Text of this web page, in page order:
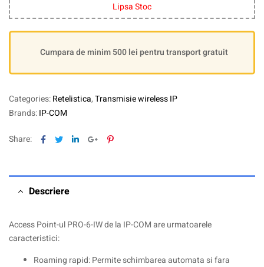
Lipsa Stoc
Cumpara de minim 500 lei pentru transport gratuit
Categories:Retelistica,Transmisie wireless IP
Brands:IP-COM
Share: Facebook
TwitterLinkedinGoogle+Pinterest
Descriere
Access Point-ul PRO-6-IW de la IP-COM are urmatoarele
caracteristici:
Roaming rapid: Permite schimbarea automata si fara